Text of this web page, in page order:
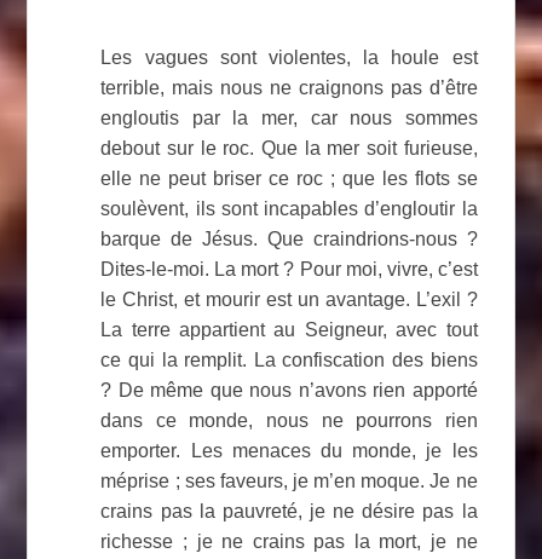
Les vagues sont violentes, la houle est
terrible, mais nous ne craignons pas d’être
engloutis par la mer, car nous sommes
debout sur le roc. Que la mer soit furieuse,
elle ne peut briser ce roc ; que les flots se
soulèvent, ils sont incapables d’engloutir la
barque de Jésus. Que craindrions-nous ?
Dites-le-moi. La mort ? Pour moi, vivre, c’est
le Christ, et mourir est un avantage. L’exil ?
La terre appartient au Seigneur, avec tout
ce qui la remplit. La confiscation des biens
? De même que nous n’avons rien apporté
dans ce monde, nous ne pourrons rien
emporter. Les menaces du monde, je les
méprise ; ses faveurs, je m’en moque. Je ne
crains pas la pauvreté, je ne désire pas la
richesse ; je ne crains pas la mort, je ne